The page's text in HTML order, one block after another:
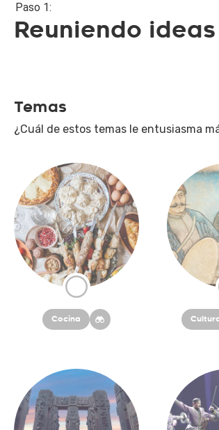
Paso 1:
Reuniendo ideas
Temas
¿Cuál de estos temas le entusiasma
Cocina